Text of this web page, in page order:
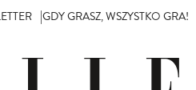
GDY GRASZ, WSZYSTKO GRA!